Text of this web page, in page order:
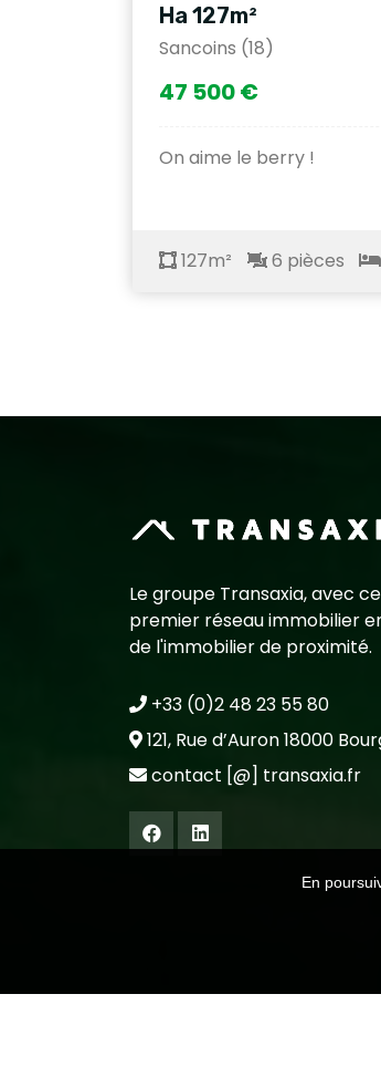
Ha 127m²
Sancoins (18)
47 500 €
On aime le berry !
127m² 6 pièces
Le groupe Transaxia, avec
premier réseau immobilier
de l'immobilier de proximité.
+33 (0)2 48 23 55 80
121, Rue d’Auron 18000
contact [@] transaxia.fr
En